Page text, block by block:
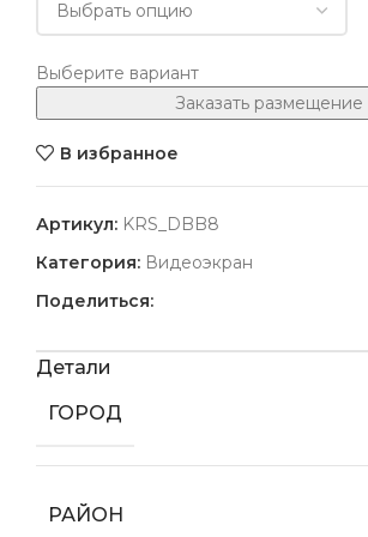
Выберите вариант
Заказать размещение
В избранное
Артикул: KRS_DBB8
Категория: Видеоэкран
Поделиться:
Детали
ГОРОД
РАЙОН